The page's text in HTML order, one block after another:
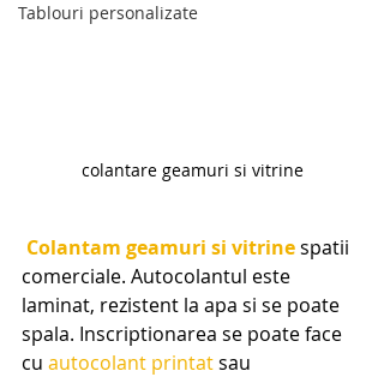
Tablouri personalizate
colantare geamuri si vitrine
Colantam geamuri si vitrine spatii
comerciale. Autocolantul este
laminat, rezistent la apa si se poate
spala. Inscriptionarea se poate face
cu autocolant printat sau